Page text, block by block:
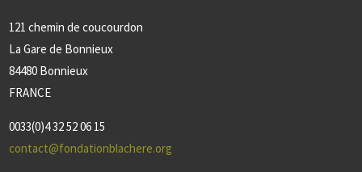
121 chemin de coucourdon
La Gare de Bonnieux
84480 Bonnieux
FRANCE
0033(0)4 32 52 06 15
contact@fondationblachere.org